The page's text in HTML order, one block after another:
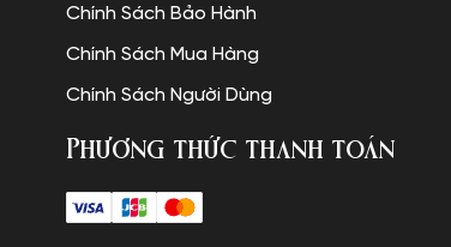
Chính Sách Bảo Hành
Chính Sách Mua Hàng
Chính Sách Người Dùng
Phương thức thanh toán